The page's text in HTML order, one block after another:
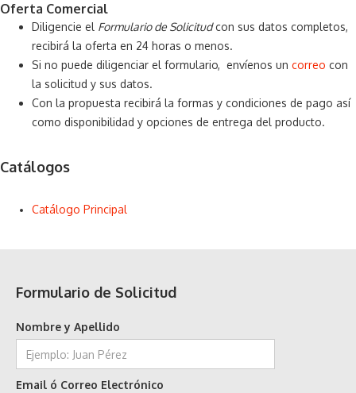
Oferta Comercial
Diligencie el Formulario de Solicitudcon sus datos completos,
recibirá la oferta en 24 horas o menos.
Si no puede diligenciar el formulario, envíenos un correo con
la solicitud y sus datos.
Con la propuesta recibirá la formas y condiciones de pago así
como disponibilidad y opciones de entrega del producto.
Catálogos
Catálogo Principal
Formulario de Solicitud
Nombre y Apellido
Email ó Correo Electrónico